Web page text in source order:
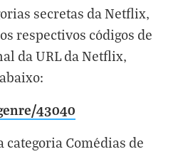
secretas da Netflix,
respectivos códigos de
da URL da Netflix,
43040
categoria Comédias de